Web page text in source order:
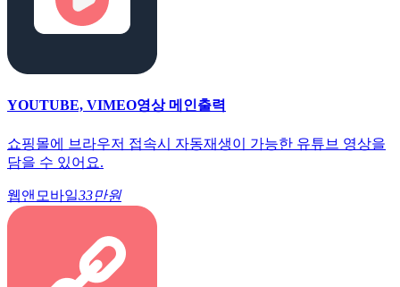
YOUTUBE, VIMEO영상 메인출력
쇼핑몰에 브라우저 접속시 자동재생이 가능한 유튜브 영상을
담을 수 있어요.
웹앤모바일33만원